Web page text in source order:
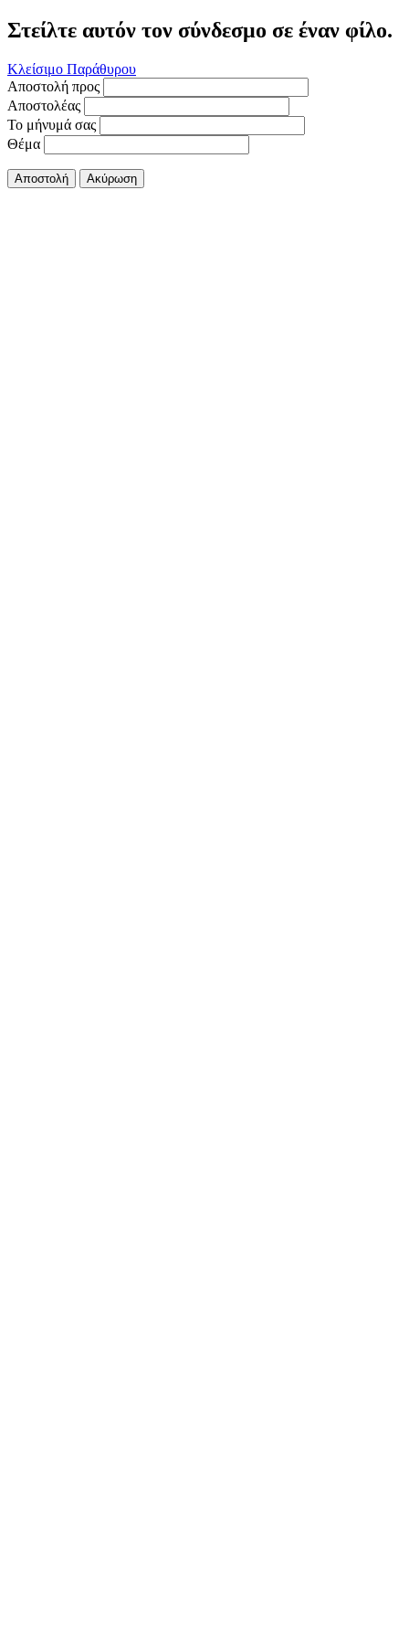
Στείλτε αυτόν τον σύνδεσμο σε έναν φίλο.
Κλείσιμο Παράθυρου
Αποστολή προς
Αποστολέας
Το μήνυμά σας
Θέμα
Αποστολή Ακύρωση